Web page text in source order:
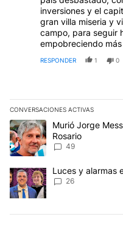
inversiones y el
gran villa miseria y
campo, para seguir
empobreciendo
RESPONDER 1 0
CONVERSACIONES ACTIVAS
Este listado muestra los
Un artículo de tendencia
Murió Jorge
Rosario
49
Un artículo de tendencia
Luces y alarmas
26